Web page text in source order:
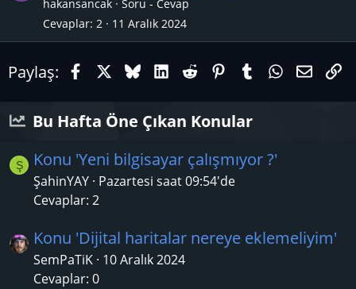
hakansancak
Soru - Cevap
Cevaplar 2 11 Aralık 2024
Paylaş: FacebookX (Twitter)
BlueskyLinkedIn
RedditPinterestTumblrE-
Bu Hafta Öne Çıkan Konular
Ş Konu 'Yeni bilgisayar çalışmıyor ?'
ŞahinYAY Pazartesi saat 09:54'de
Cevaplar: 2
Konu 'Dijital haritalar nereye eklemeliyim'
SemPaTiK 10 Aralık 2024
Cevaplar: 0